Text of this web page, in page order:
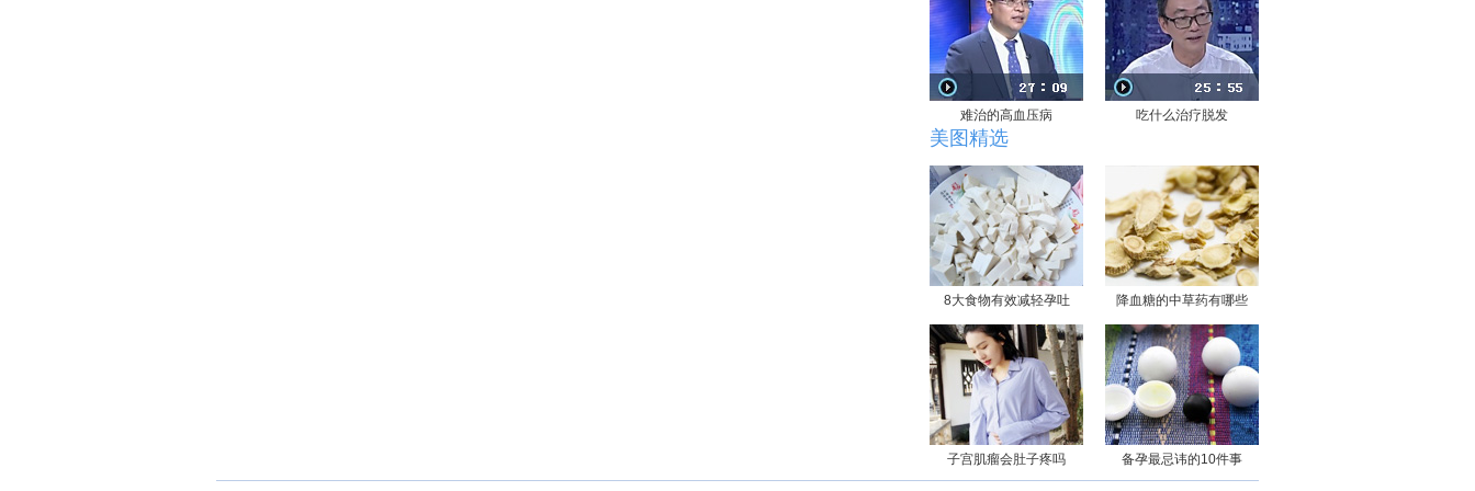
难治的高血压病 吃什么治疗脱发
美图精选
8大食物有效减轻孕吐 降血糖的中草药有哪些
子宫肌瘤会肚子疼吗 备孕最忌讳的10件事